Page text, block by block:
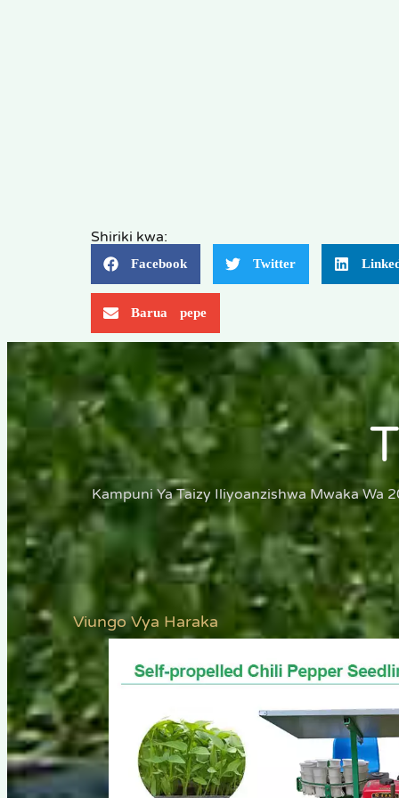
Shiriki kwa:
Facebook Twitter
Barua pepe
Kampuni Ya Taizy Iliyoanzishwa Mwaka Wa
Viungo Vya Haraka